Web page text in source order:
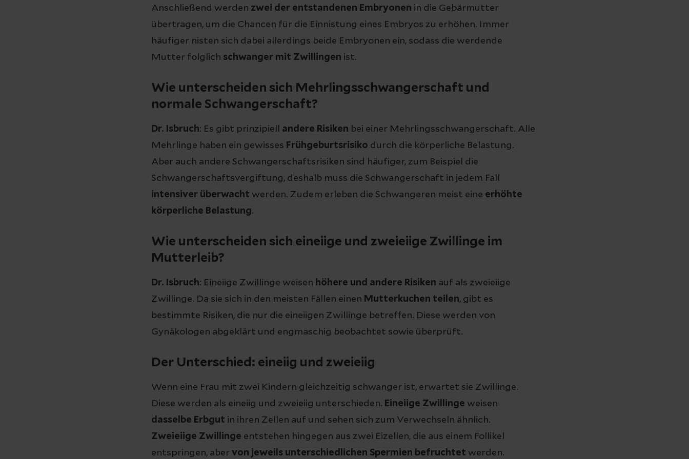
Anschließend werden zwei der entstandenen Embryonen in die Gebärmutter
übertragen, um die Chancen für die Einnistung eines Embryos zu erhöhen. Immer
häufiger nisten sich dabei allerdings beide Embryonen ein, sodass die werdende
Mutter folglich schwanger mit Zwillingen ist.
Wie unterscheiden sich Mehrlingsschwangerschaft und
normale Schwangerschaft?
Dr. Isbruch: Es gibt prinzipiell andere Risiken bei einer Mehrlingsschwangerschaft. Alle
Mehrlinge haben ein gewisses Frühgeburtsrisiko durch die körperliche Belastung.
Aber auch andere Schwangerschaftsrisiken sind häufiger, zum Beispiel die
Schwangerschaftsvergiftung, deshalb muss die Schwangerschaft in jedem Fall
intensiver überwacht werden. Zudem erleben die Schwangeren meist eine erhöhte
körperliche Belastung.
Wie unterscheiden sich eineiige und zweieiige Zwillinge im
Mutterleib?
Dr. Isbruch: Eineiige Zwillinge weisen höhere und andere Risiken auf als zweieiige
Zwillinge. Da sie sich in den meisten Fällen einen Mutterkuchen teilen, gibt es
bestimmte Risiken, die nur die eineiigen Zwillinge betreffen. Diese werden von
Gynäkologen abgeklärt und engmaschig beobachtet sowie überprüft.
Der Unterschied: eineiig und zweieiig
Wenn eine Frau mit zwei Kindern gleichzeitig schwanger ist, erwartet sie Zwillinge.
Diese werden als eineiig und zweieiig unterschieden. Eineiige Zwillinge weisen
dasselbe Erbgut in ihren Zellen auf und sehen sich zum Verwechseln ähnlich.
Zweieiige Zwillinge entstehen hingegen aus zwei Eizellen, die aus einem Follikel
entspringen, aber von jeweils unterschiedlichen Spermien befruchtet werden.